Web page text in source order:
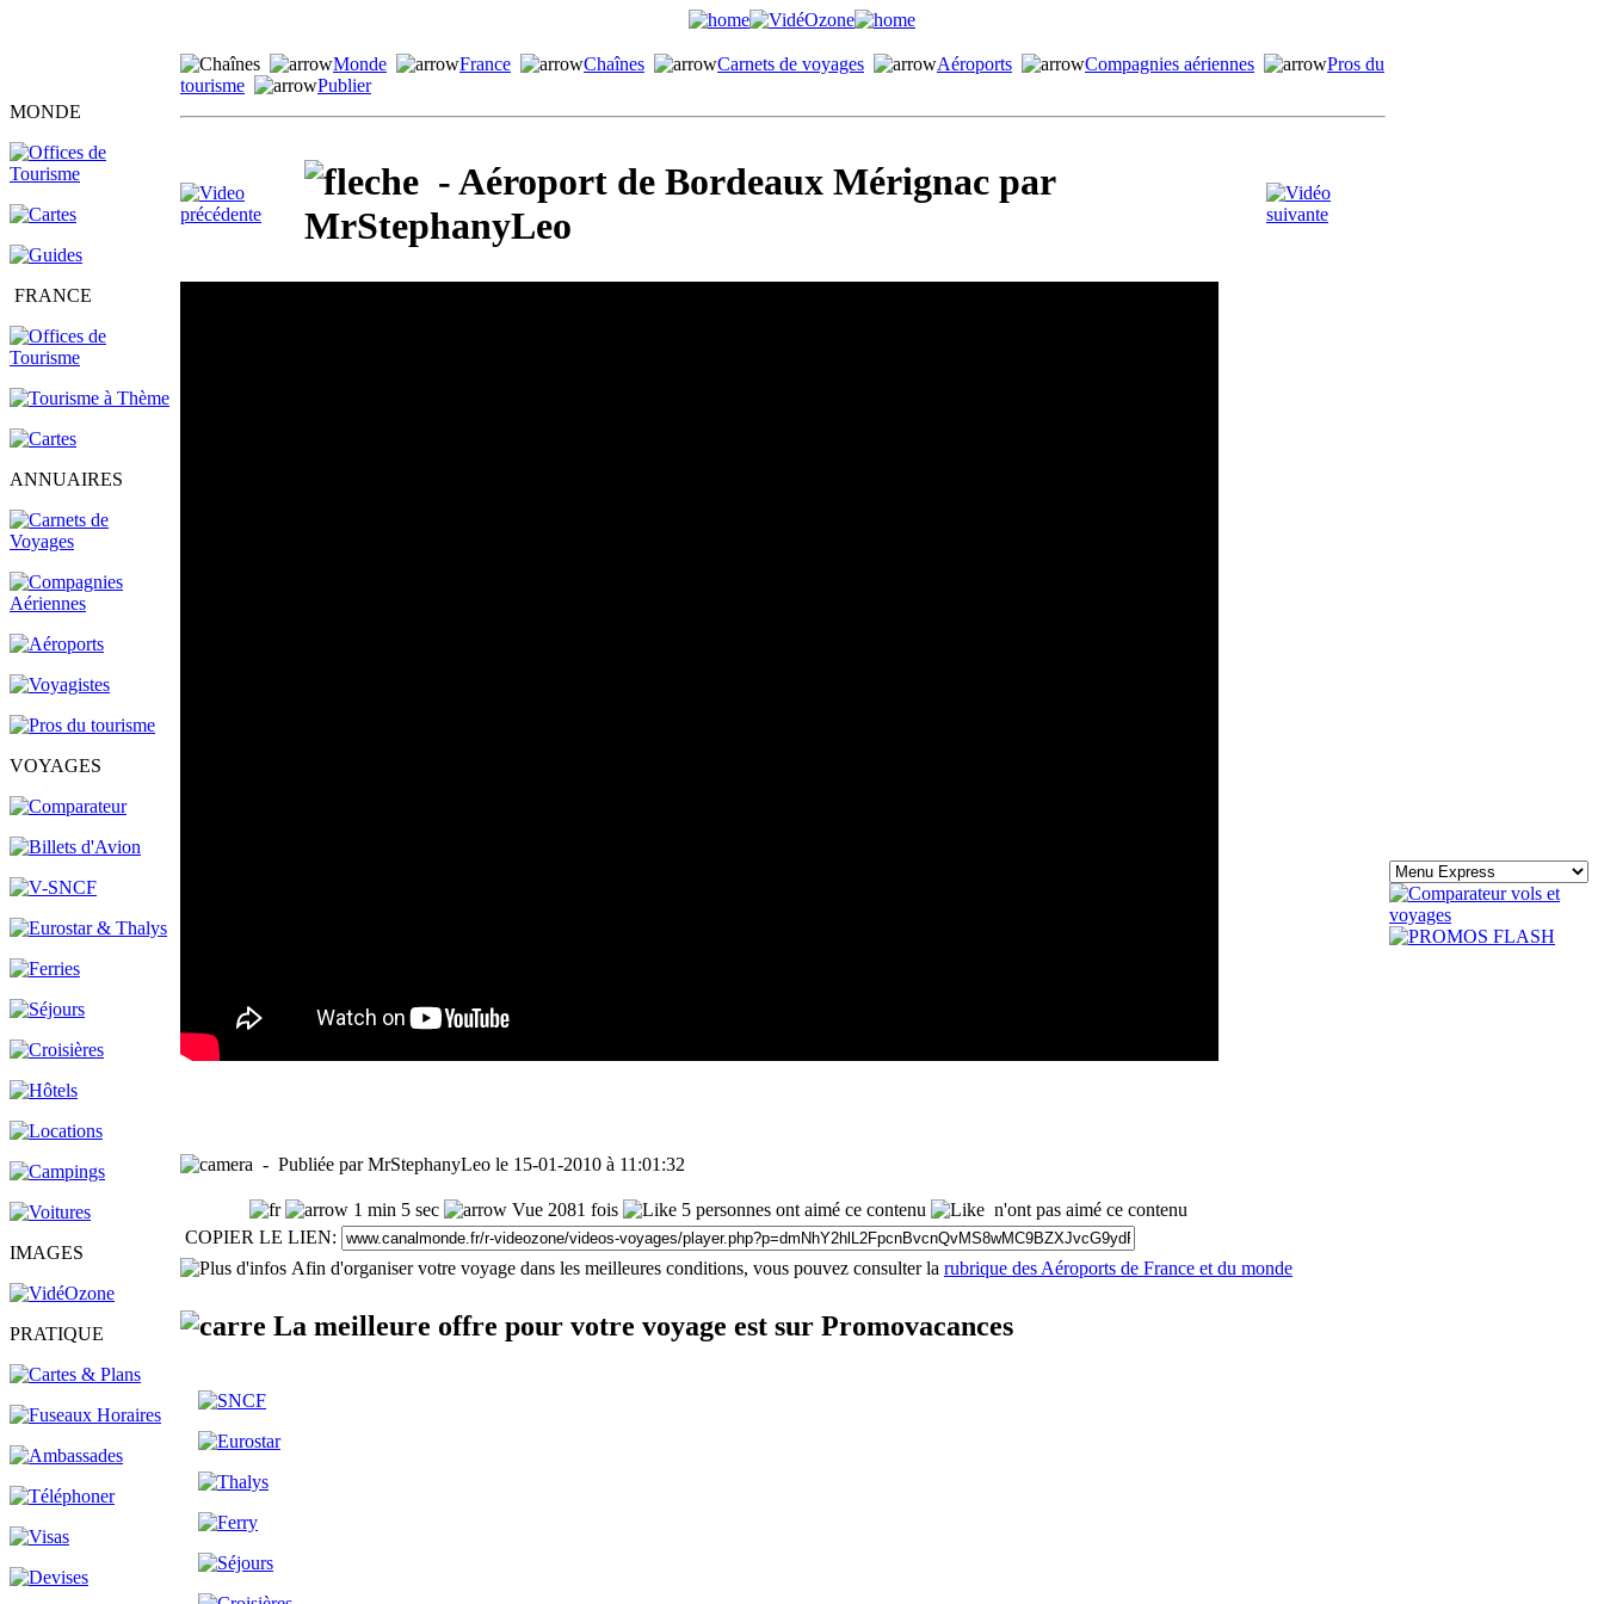
MONDE
FRANCE
ANNUAIRES
VOYAGES
IMAGES
PRATIQUE
Monde France Chaînes Carnets de voyages Aéroports Compagnies aériennes
Pros du
tourisme
Publier
- Aéroport de Bordeaux Mérignac par
MrStephanyLeo
- Publiée par MrStephanyLeo le 15-01-2010 à 11:01:32
1 min 5 sec Vue 2081 fois 5 personnes ont aimé ce contenu
n'ont pas aimé ce contenu
COPIER LE LIEN:
Afin d'organiser votre voyage dans les meilleures conditions, vous pouvez consulter la rubrique des Aéroports de France et du monde
La meilleure offre pour votre voyage est sur Promovacances